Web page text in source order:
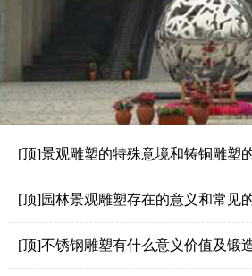
[顶]景观雕塑的特殊意境和铸铜雕塑
[顶]园林景观雕塑存在的意义和常见
[顶]不锈钢雕塑有什么意义价值及锻